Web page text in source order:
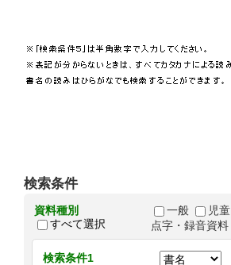
検索条件
資料種別
すべて選択
一般 児童
点字・録音資料
検索条件1